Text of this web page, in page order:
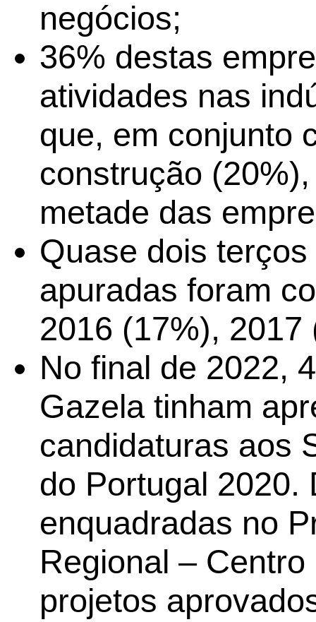
negócios;
36% destas
atividades nas
que, em conjunto
construção
metade das
Quase dois
apuradas foram
2016 (17%),
No final de 2022,
Gazela tinham
candidaturas aos
do Portugal 2020.
enquadradas no
Regional –
projetos